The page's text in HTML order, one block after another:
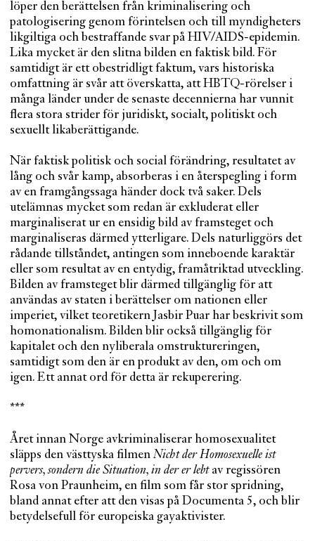
löper den berättelsen från kriminalisering och
patologisering genom förintelsen och till myndigheters
likgiltiga och bestraffande svar på HIV/AIDS-epidemin.
Lika mycket är den slitna bilden en faktisk bild. För
samtidigt är ett obestridligt faktum, vars historiska
omfattning är svår att överskatta, att HBTQ-rörelser i
många länder under de senaste decennierna har vunnit
flera stora strider för juridiskt, socialt, politiskt och
sexuellt likaberättigande.
När faktisk politisk och social förändring, resultatet av
lång och svår kamp, absorberas i en återspegling i form
av en framgångssaga händer dock två saker. Dels
utelämnas mycket som redan är exkluderat eller
marginaliserat ur en ensidig bild av framsteget och
marginaliseras därmed ytterligare. Dels naturliggörs det
rådande tillståndet, antingen som inneboende karaktär
eller som resultat av en entydig, framåtriktad utveckling.
Bilden av framsteget blir därmed tillgänglig för att
användas av staten i berättelser om nationen eller
imperiet, vilket teoretikern Jasbir Puar har beskrivit som
homonationalism. Bilden blir också tillgänglig för
kapitalet och den nyliberala omstruktureringen,
samtidigt som den är en produkt av den, om och om
igen. Ett annat ord för detta är rekuperering.
***
Året innan Norge avkriminaliserar homosexualitet
släpps den västtyska filmen Nicht der Homosexuelle ist
pervers, sondern die Situation, in der er lebt av regissören
Rosa von Praunheim, en film som får stor spridning,
bland annat efter att den visas på Documenta 5, och blir
betydelsefull för europeiska gayaktivister.